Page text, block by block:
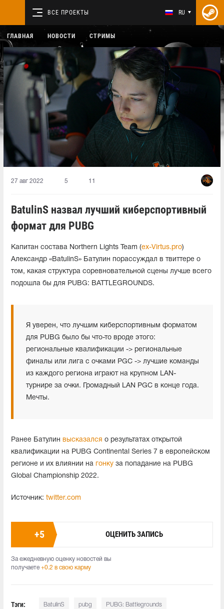
ВСЕ ПРОЕКТЫ RU
ГЛАВНАЯ НОВОСТИ СТРИМЫ
27 авг 2022 5 11
BatulinS назвал лучший киберспортивный
формат для PUBG
Капитан состава Northern Lights Team (ex-Virtus.pro)
Александр «BatulinS» Батулин порассуждал в твиттере о
том, какая структура соревновательной сцены лучше всего
подошла бы для PUBG: BATTLEGROUNDS.
Я уверен, что лучшим киберспортивным форматом
для PUBG было бы что-то вроде этого:
региональные квалификации -> региональные
финалы или лига с очками PGC -> лучшие команды
из каждого региона играют на крупном LAN-
турнире за очки. Громадный LAN PGC в конце года.
Мечты.
Ранее Батулин высказался о результатах открытой
квалификации на PUBG Continental Series 7 в европейском
регионе и их влиянии на гонку за попадание на PUBG
Global Championship 2022.
Источник: twitter.com
+5 ОЦЕНИТЬ ЗАПИСЬ
За ежедневную оценку новостей вы
получаете +0.2 в свою карму
Тэги: BatulinS pubg PUBG: Battlegrounds